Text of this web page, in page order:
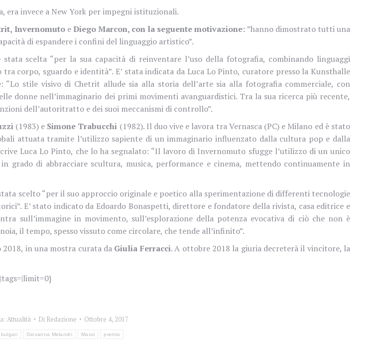
invece a New York per impegni istituzionali.
Invernomuto eDiego Marcon, con la seguente motivazione:”hanno dimostrato tutti una
di espandere i confini del linguaggio artistico”.
scelta “per la sua capacità di reinventare l’uso della fotografia, combinando linguaggi
corpo, sguardo e identità”. E’ stata indicata da Luca Lo Pinto, curatore presso la Kunsthalle
“Lo stile visivo di Chetrit allude sia alla storia dell’arte sia alla fotografia commerciale, con
donne nell’immaginario dei primi movimenti avanguardistici. Tra la sua ricerca più recente,
dell’autoritratto e dei suoi meccanismi di controllo”.
(1983) e Simone Trabucchi (1982). Il duo vive e lavora tra Vernasca (PC) e Milano ed è stato
attuata tramite l’utilizzo sapiente di un immaginario influenzato dalla cultura pop e dalla
Luca Lo Pinto, che lo ha segnalato: “Il lavoro di Invernomuto sfugge l’utilizzo di un unico
grado di abbracciare scultura, musica, performance e cinema, mettendo continuamente in
scelto “per il suo approccio originale e poetico alla sperimentazione di differenti tecnologie
E’ stato indicato da Edoardo Bonaspetti, direttore e fondatore della rivista, casa editrice e
sull’immagine in movimento, sull’esplorazione della potenza evocativa di ciò che non è
il tempo, spesso vissuto come circolare, che tende all’infinito”.
in una mostra curata da Giulia Ferracci. A ottobre 2018 la giuria decreterà il vincitore, la
Attualità Di Redazione
Ottobre 4, 2017
bulgari Giovanna Melandri Maxxi premio